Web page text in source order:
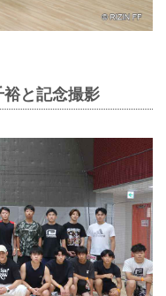
と記念撮影